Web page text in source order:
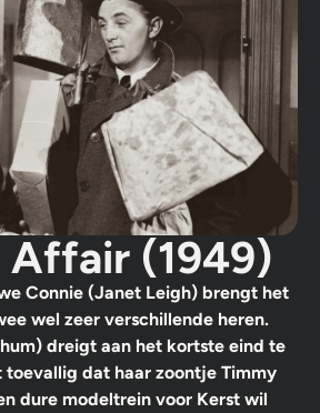
Affair (1949)
Connie (Janet Leigh) brengt het
wel zeer verschillende heren.
dreigt aan het kortste eind te
dat haar zoontje Timmy
dure modeltrein voor Kerst wil